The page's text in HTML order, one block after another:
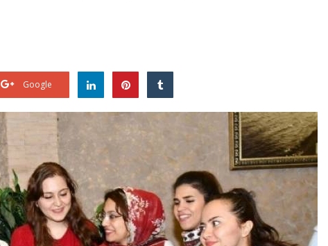
Google